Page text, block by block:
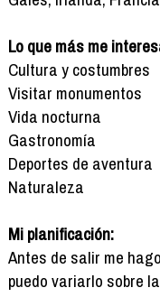
Lo que más me
Cultura y costumbres
Visitar monumentos
Vida nocturna
Gastronomía
Deportes de aventura
Naturaleza
Mi planificación:
Antes de salir me
puedo variarlo sobre